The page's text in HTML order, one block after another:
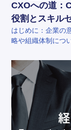
CXOへの道：
役割とスキル
はじめに：企業の
略や組織体制につ